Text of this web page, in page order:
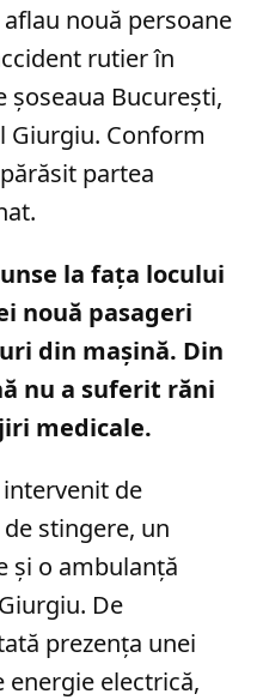
nouă persoane
rutier în
București,
Giurgiu. Conform
partea
la fața locului
nouă pasageri
din mașină. Din
nu a suferit răni
medicale.
de
stingere, un
și o ambulanță
De
prezența unei
electrică,